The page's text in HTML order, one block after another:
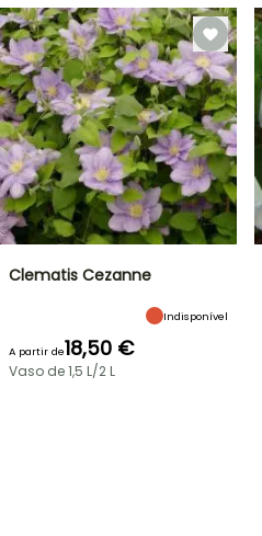
Clematis Cezanne
Indisponível
A partir de18,50 €
Vaso de 1,5 L/2 L